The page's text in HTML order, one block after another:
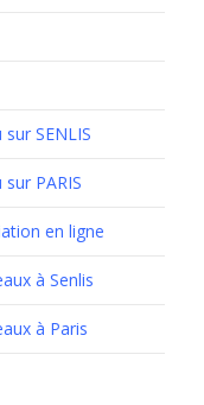
SENLIS
PARIS
en ligne
à Senlis
à Paris